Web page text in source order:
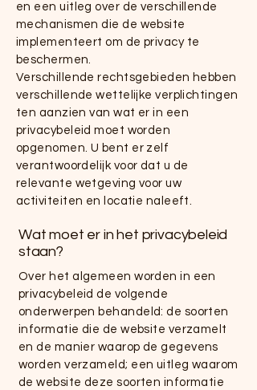
en een uitleg over de verschillende
mechanismen die de website
implementeert om de privacy te
beschermen.
Verschillende rechtsgebieden hebben
verschillende wettelijke verplichtingen
ten aanzien van wat er in een
privacybeleid moet worden
opgenomen. U bent er zelf
verantwoordelijk voor dat u de
relevante wetgeving voor uw
activiteiten en locatie naleeft.
Wat moet er in het privacybeleid
staan?
Over het algemeen worden in een
privacybeleid de volgende
onderwerpen behandeld: de soorten
informatie die de website verzamelt
en de manier waarop de gegevens
worden verzameld; een uitleg waarom
de website deze soorten informatie